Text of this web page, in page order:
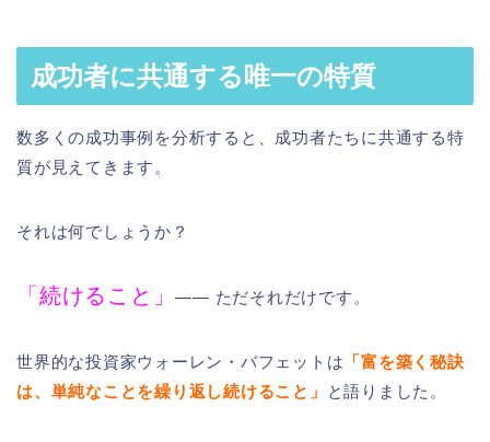
成功者に共通する唯一の特質
数多くの成功事例を分析すると、成功者たちに共通する特
質が見えてきます。
それは何でしょうか？
「続けること」—— ただそれだけです。
世界的な投資家ウォーレン・バフェットは 「富を築く秘訣
は、単純なことを繰り返し続けること」
と語りました。